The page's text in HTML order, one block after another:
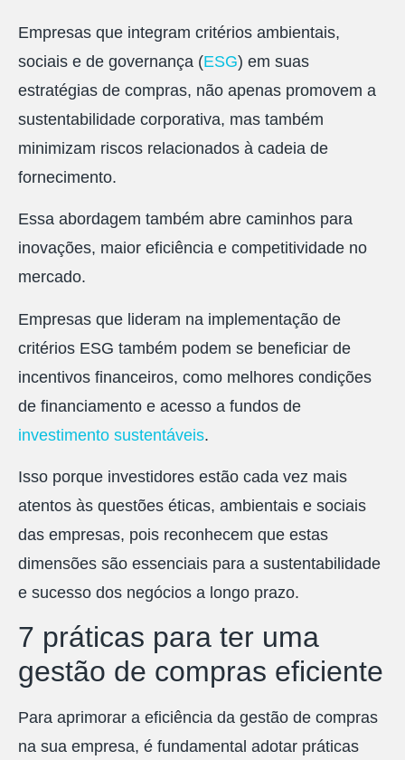
Empresas que integram critérios ambientais,
sociais e de governança (ESG) em suas
estratégias de compras, não apenas promovem a
sustentabilidade corporativa, mas também
minimizam riscos relacionados à cadeia de
fornecimento.
Essa abordagem também abre caminhos para
inovações, maior eficiência e competitividade no
mercado.
Empresas que lideram na implementação de
critérios ESG também podem se beneficiar de
incentivos financeiros, como melhores condições
de financiamento e acesso a fundos de
investimento sustentáveis.
Isso porque investidores estão cada vez mais
atentos às questões éticas, ambientais e sociais
das empresas, pois reconhecem que estas
dimensões são essenciais para a sustentabilidade
e sucesso dos negócios a longo prazo.
7 práticas para ter uma
gestão de compras eficiente
Para aprimorar a eficiência da gestão de compras
na sua empresa, é fundamental adotar práticas